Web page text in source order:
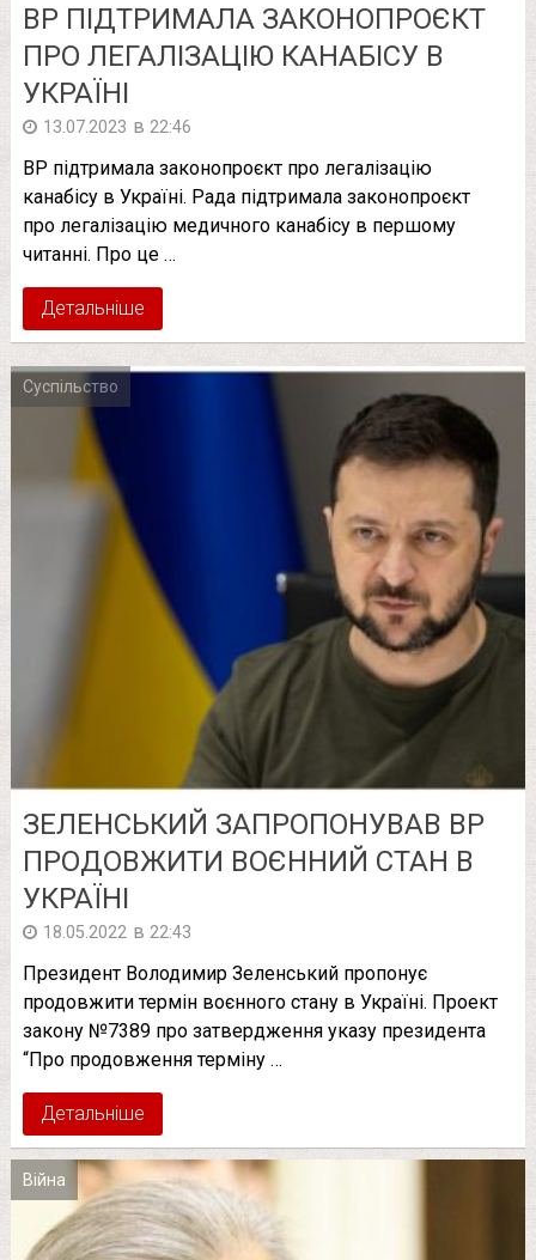
ВР ПІДТРИМАЛА ЗАКОНОПРОЄКТ
ПРО ЛЕГАЛІЗАЦІЮ КАНАБІСУ В
УКРАЇНІ
13.07.2023 в 22:46
ВР підтримала законопроєкт про легалізацію
канабісу в Україні. Рада підтримала законопроєкт
про легалізацію медичного канабісу в першому
читанні. Про це …
Детальніше
Суспільство
ЗЕЛЕНСЬКИЙ ЗАПРОПОНУВАВ ВР
ПРОДОВЖИТИ ВОЄННИЙ СТАН В
УКРАЇНІ
18.05.2022 в 22:43
Президент Володимир Зеленський пропонує
продовжити термін воєнного стану в Україні. Проект
закону №7389 про затвердження указу президента
“Про продовження терміну …
Детальніше
Війна